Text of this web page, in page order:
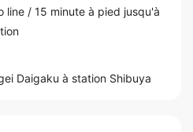
line / 15 minute à pied jusqu'à
Daigaku à station Shibuya